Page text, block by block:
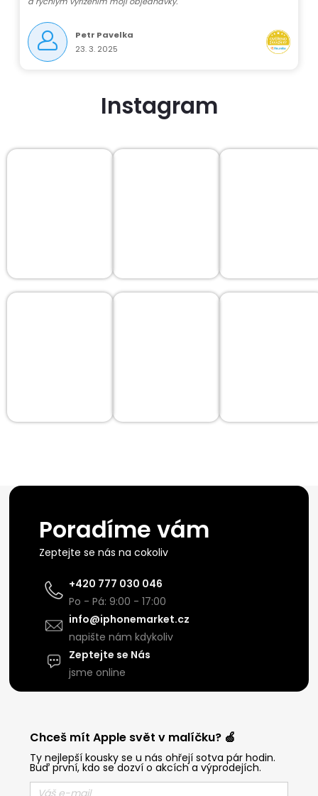
Petr Pavelka
23. 3. 2025
Instagram
Poradíme vám
Zeptejte se nás na cokoliv
+420 777 030 046
Po - Pá: 9:00 - 17:00
info@iphonemarket.cz
napište nám kdykoliv
Zeptejte se Nás
jsme online
Chceš mít Apple svět v malíčku? 🍏
Ty nejlepší kousky se u nás ohřejí sotva pár hodin.
Buď první, kdo se dozví o akcích a výprodejích.